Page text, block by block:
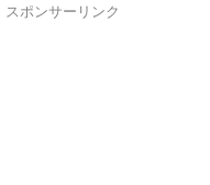
スポンサーリンク